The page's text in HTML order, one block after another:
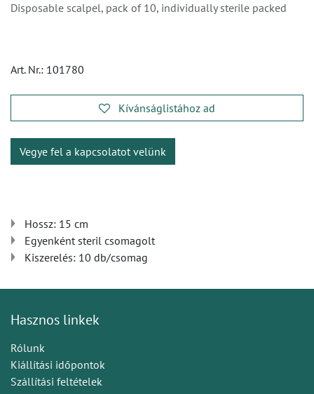
Disposable scalpel, pack of 10, individually sterile packed
Art. Nr.: 101780
Kívánságlistához ad
Vegye fel a kapcsolatot velünk
Hossz: 15 cm
Egyenként steril csomagolt
Kiszerelés: 10 db/csomag
Hasznos linkek
Rólunk
Kiállítási időpontok
Szállítási feltételek